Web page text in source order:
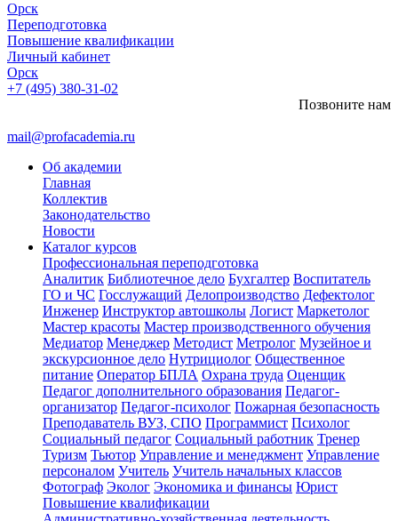
Орск
Переподготовка
Повышение квалификации
Личный кабинет
Орск
+7 (495) 380-31-02
Позвоните нам
mail@profacademia.ru
Об академии
Главная
Коллектив
Законодательство
Новости
Каталог курсов
Профессиональная переподготовка
Аналитик Библиотечное дело Бухгалтер Воспитатель
ГО и ЧС Госслужащий Делопроизводство Дефектолог
Инженер Инструктор автошколы Логист Маркетолог
Мастер красоты Мастер производственного обучения
Медиатор Менеджер Методист Метролог Музейное и
экскурсионное дело Нутрициолог Общественное
питание Оператор БПЛА Охрана труда Оценщик
Педагог дополнительного образования Педагог-
организатор Педагог-психолог Пожарная безопасность
Преподаватель ВУЗ, СПО Программист Психолог
Социальный педагог Социальный работник Тренер
Туризм Тьютор Управление и менеджмент Управление
персоналом Учитель Учитель начальных классов
Фотограф Эколог Экономика и финансы Юрист
Повышение квалификации